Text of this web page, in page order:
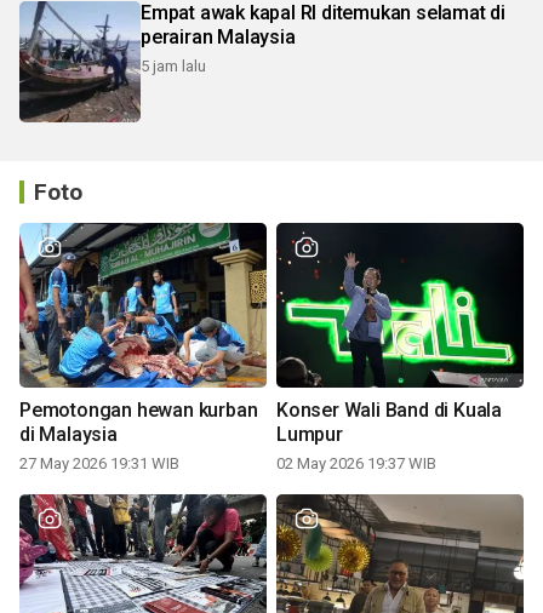
Empat awak kapal RI ditemukan selamat di
perairan Malaysia
5 jam lalu
Foto
Pemotongan hewan kurban
di Malaysia
27 May 2026 19:31 WIB
Konser Wali Band di Kuala
Lumpur
02 May 2026 19:37 WIB